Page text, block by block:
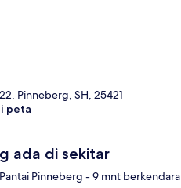
Pinneberg, SH, 25421
peta
ada di sekitar
Pinneberg - 9 mnt berkendara